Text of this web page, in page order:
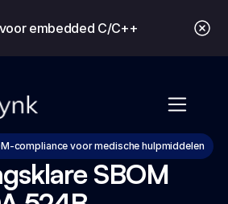
embedded C/C++
compliance voor medische hulpmiddelen
SBOM